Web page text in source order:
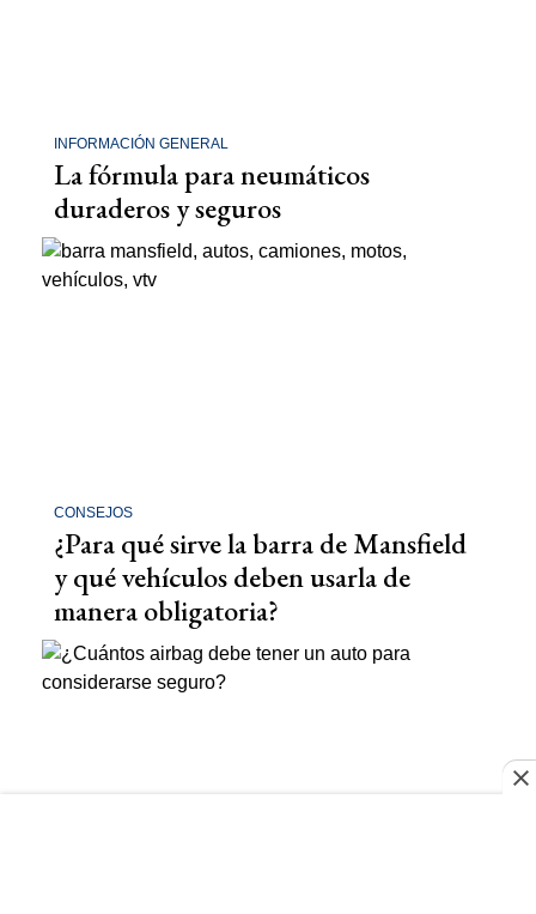
INFORMACIÓN GENERAL
La fórmula para neumáticos
duraderos y seguros
CONSEJOS
¿Para qué sirve la barra de Mansfield
y qué vehículos deben usarla de
manera obligatoria?